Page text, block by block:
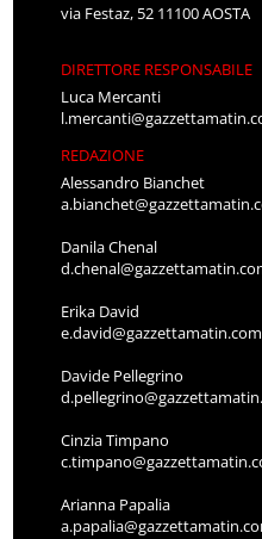
via Festaz, 52 11100 AOSTA
DIRETTORE RESPONSABILE
Luca Mercanti
REDAZIONE
Alessandro Bianchet
Danila Chenal
Erika David
e.david@gazzettamatin.com
Davide Pellegrino
Cinzia Timpano
Arianna Papalia